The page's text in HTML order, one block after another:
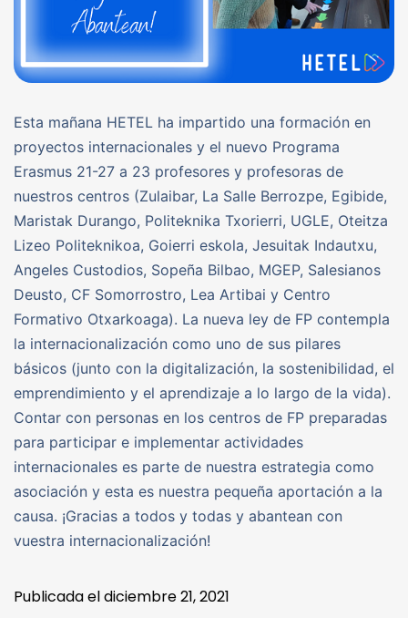
Esta mañana HETEL ha impartido una formación en
proyectos internacionales y el nuevo Programa
Erasmus 21-27 a 23 profesores y profesoras de
nuestros centros (Zulaibar, La Salle Berrozpe, Egibide,
Maristak Durango, Politeknika Txorierri, UGLE, Oteitza
Lizeo Politeknikoa, Goierri eskola, Jesuitak Indautxu,
Angeles Custodios, Sopeña Bilbao, MGEP, Salesianos
Deusto, CF Somorrostro, Lea Artibai y Centro
Formativo Otxarkoaga). La nueva ley de FP contempla
la internacionalización como uno de sus pilares
básicos (junto con la digitalización, la sostenibilidad, el
emprendimiento y el aprendizaje a lo largo de la vida).
Contar con personas en los centros de FP preparadas
para participar e implementar actividades
internacionales es parte de nuestra estrategia como
asociación y esta es nuestra pequeña aportación a la
causa. ¡Gracias a todos y todas y abantean con
vuestra internacionalización!
Publicada eldiciembre 21, 2021